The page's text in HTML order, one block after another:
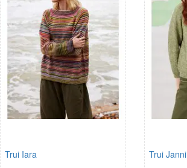
Trui Iara Trui Janni